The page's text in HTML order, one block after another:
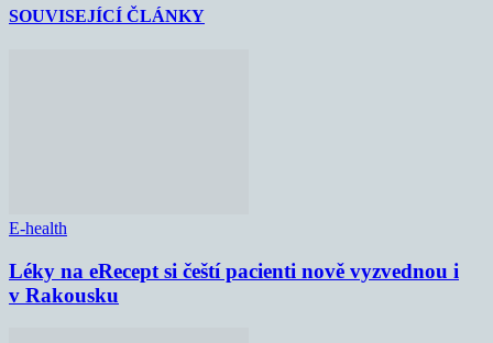
SOUVISEJÍCÍ ČLÁNKY
E-health
Léky na eRecept si čeští pacienti nově vyzvednou i
v Rakousku